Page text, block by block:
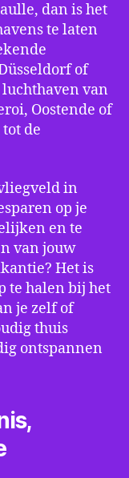
dan is het
te laten
of
luchthaven van
Oostende of
de
in
op je
en te
van jouw
Het is
te halen bij het
je zelf of
thuis
ontspannen